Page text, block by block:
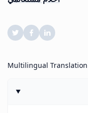
Multilingual Translation